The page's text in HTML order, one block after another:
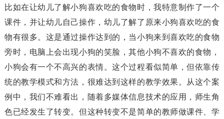
比如在让幼儿了解小狗喜欢吃的食物时，我特意制作了一个
课件，并让幼儿自己操作，幼儿了解了原来小狗喜欢吃的食
物有很多。这是通过操作达到的，当小狗来到喜欢吃的食物
旁时，电脑上会出现小狗的笑脸，其他小狗不喜欢的食物，
小狗会有一个不高兴的表情。这个过程看似简单，但依靠传
统的教学模式和方法，很难达到这样的教学效果。从这个案
例中，我们不难看出，随着多媒体信息技术的应用，师生角
色已经发生了转变。但这种转变不是简单的教师做课件、学